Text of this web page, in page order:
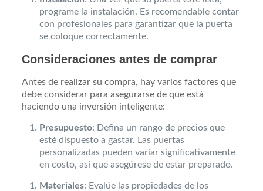
programe la instalación. Es recomendable contar
con profesionales para garantizar que la puerta
se coloque correctamente.
Consideraciones antes de comprar
Antes de realizar su compra, hay varios factores que
debe considerar para asegurarse de que está
haciendo una inversión inteligente:
Presupuesto: Defina un rango de precios que
esté dispuesto a gastar. Las puertas
personalizadas pueden variar significativamente
en costo, así que asegúrese de estar preparado.
Materiales: Evalúe las propiedades de los